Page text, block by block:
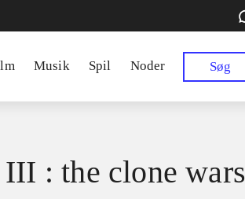
Musik Spil Noder Søg
: the clone wars